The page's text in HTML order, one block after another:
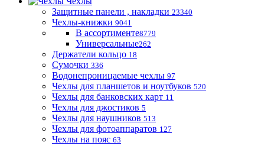
Защитные панели , накладки 23340
Чехлы-книжки 9041
В ассортименте8779
Универсальные262
Держатели кольцо 18
Сумочки 336
Водонепроницаемые чехлы 97
Чехлы для планшетов и ноутбуков 520
Чехлы для банковских карт 11
Чехлы для джостиков 5
Чехлы для наушников 513
Чехлы для фотоаппаратов 127
Чехлы на пояс 63